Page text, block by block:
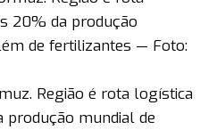
Região é rota logística
mundial de